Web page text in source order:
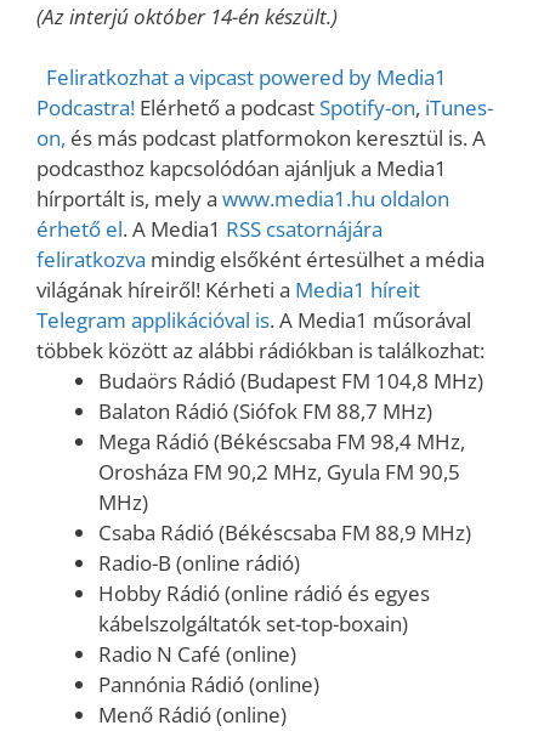
(Az interjú október 14-én készült.)
Feliratkozhat a vipcast powered by Media1
Podcastra! Elérhető a podcastSpotify-on, iTunes-
on, és más podcast platformokon keresztül is. A
podcasthoz kapcsolódóan ajánljuk a Media1
hírportált is, mely a www.media1.hu oldalon
érhető el. A Media1 RSS csatornájára
feliratkozva mindig elsőként értesülhet a média
világának híreiről! Kérheti a Media1 híreit
Telegram applikációval is. A Media1 műsorával
többek között az alábbi rádiókban is találkozhat:
Budaörs Rádió (Budapest FM 104,8 MHz)
Balaton Rádió (Siófok FM 88,7 MHz)
Mega Rádió (Békéscsaba FM 98,4 MHz,
Orosháza FM 90,2 MHz, Gyula FM 90,5
MHz)
Csaba Rádió (Békéscsaba FM 88,9 MHz)
Radio-B (online rádió)
Hobby Rádió (online rádió és egyes
kábelszolgáltatók set-top-boxain)
Radio N Café (online)
Pannónia Rádió (online)
Menő Rádió (online)